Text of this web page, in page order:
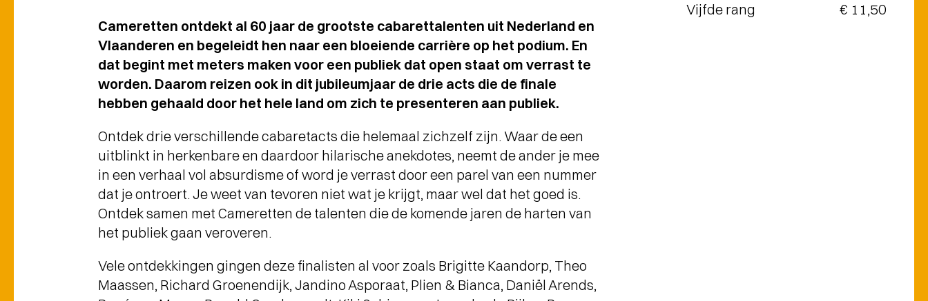
Cameretten ontdekt al 60 jaar de grootste cabarettalenten uit Nederland en
Vlaanderen en begeleidt hen naar een bloeiende carrière op het podium. En
dat begint met meters maken voor een publiek dat open staat om verrast te
worden. Daarom reizen ook in dit jubileumjaar de drie acts die de finale
hebben gehaald door het hele land om zich te presenteren aan publiek.
Ontdek drie verschillende cabaretacts die helemaal zichzelf zijn. Waar de een
uitblinkt in herkenbare en daardoor hilarische anekdotes, neemt de ander je mee
in een verhaal vol absurdisme of word je verrast door een parel van een nummer
dat je ontroert. Je weet van tevoren niet wat je krijgt, maar wel dat het goed is.
Ontdek samen met Cameretten de talenten die de komende jaren de harten van
het publiek gaan veroveren.
Vele ontdekkingen gingen deze finalisten al voor zoals Brigitte Kaandorp, Theo
Maassen, Richard Groenendijk, Jandino Asporaat, Plien & Bianca, Daniël Arends,
Vijfde rang € 11,50